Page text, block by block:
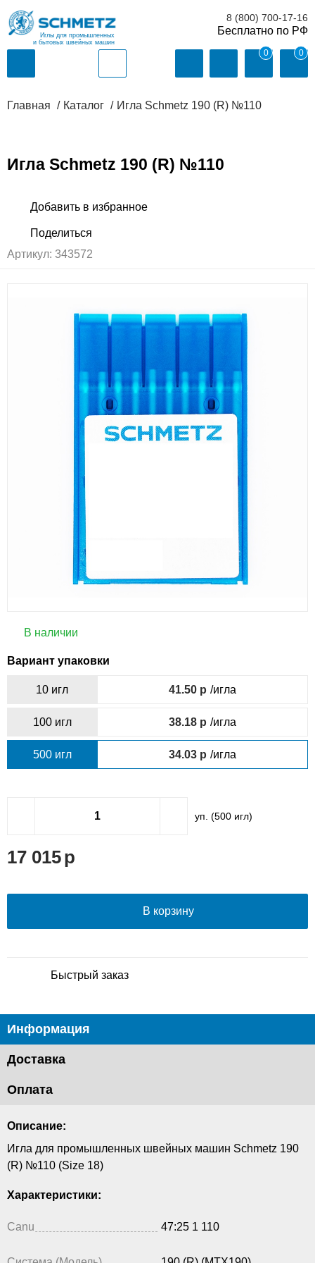
Иглы для промышленных
и бытовых швейных машин
8 (800) 700-17-16
0 0
Главная Каталог Игла Schmetz 190 (R) №110
Игла Schmetz 190 (R) №110
Артикул: 343572
В наличии
Вариант упаковки
10 игл 41.50 /игла
100 игл 38.18 /игла
500 игл 34.03 /игла
уп. (500игл)
17 015
В корзину
Быстрый заказ
Информация
Доставка
Оплата
Описание:
Игла для промышленных швейных машин Schmetz 190
(R) №110 (Size 18)
Характеристики:
Canu 47:25 1 110